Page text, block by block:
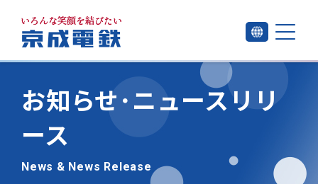
お知らせ･ニュースリリ
ース
News & News Release